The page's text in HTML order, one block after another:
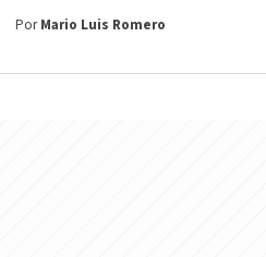
PorMario Luis Romero